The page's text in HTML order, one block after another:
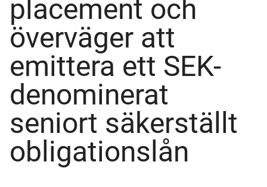
placement och
överväger att
emittera ett SEK-
denominerat
seniort säkerställt
obligationslån